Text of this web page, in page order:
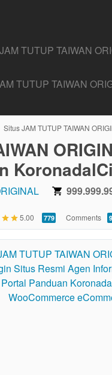
TUTUP TAIWAN
TUTUP TAIWAN
Situs JAM TUTUP TAIWAN
5.00 5.00
stars
779 Comments